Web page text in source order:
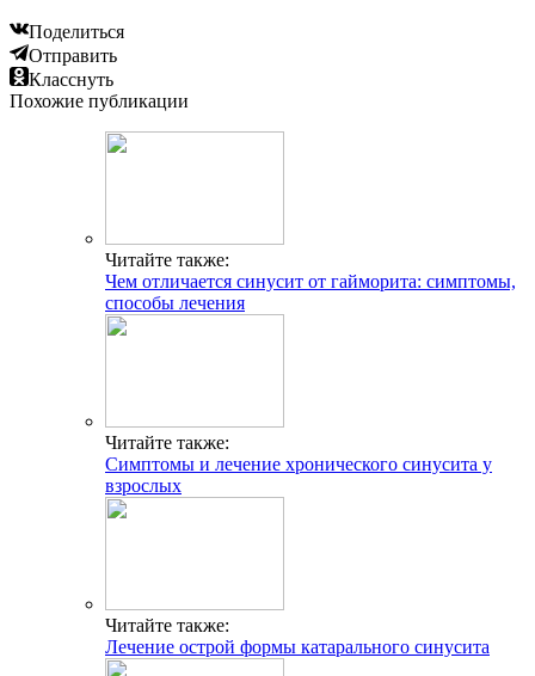
Поделиться
Отправить
Класснуть
Похожие публикации
Читайте также:
Чем отличается синусит от гайморита: симптомы,
способы лечения
Читайте также:
Симптомы и лечение хронического синусита у
взрослых
Читайте также:
Лечение острой формы катарального синусита